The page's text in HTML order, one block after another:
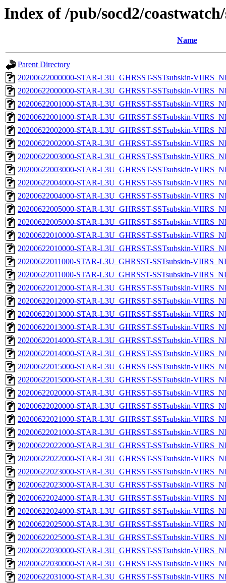
Index of /pub/socd2/
Name
Parent Directory
20200622000000-STAR-L3U_GHRSST-SSTsubskin-
20200622000000-STAR-L3U_GHRSST-SSTsubskin-
20200622001000-STAR-L3U_GHRSST-SSTsubskin-
20200622001000-STAR-L3U_GHRSST-SSTsubskin-
20200622002000-STAR-L3U_GHRSST-SSTsubskin-
20200622002000-STAR-L3U_GHRSST-SSTsubskin-
20200622003000-STAR-L3U_GHRSST-SSTsubskin-
20200622003000-STAR-L3U_GHRSST-SSTsubskin-
20200622004000-STAR-L3U_GHRSST-SSTsubskin-
20200622004000-STAR-L3U_GHRSST-SSTsubskin-
20200622005000-STAR-L3U_GHRSST-SSTsubskin-
20200622005000-STAR-L3U_GHRSST-SSTsubskin-
20200622010000-STAR-L3U_GHRSST-SSTsubskin-
20200622010000-STAR-L3U_GHRSST-SSTsubskin-
20200622011000-STAR-L3U_GHRSST-SSTsubskin-
20200622011000-STAR-L3U_GHRSST-SSTsubskin-
20200622012000-STAR-L3U_GHRSST-SSTsubskin-
20200622012000-STAR-L3U_GHRSST-SSTsubskin-
20200622013000-STAR-L3U_GHRSST-SSTsubskin-
20200622013000-STAR-L3U_GHRSST-SSTsubskin-
20200622014000-STAR-L3U_GHRSST-SSTsubskin-
20200622014000-STAR-L3U_GHRSST-SSTsubskin-
20200622015000-STAR-L3U_GHRSST-SSTsubskin-
20200622015000-STAR-L3U_GHRSST-SSTsubskin-
20200622020000-STAR-L3U_GHRSST-SSTsubskin-
20200622020000-STAR-L3U_GHRSST-SSTsubskin-
20200622021000-STAR-L3U_GHRSST-SSTsubskin-
20200622021000-STAR-L3U_GHRSST-SSTsubskin-
20200622022000-STAR-L3U_GHRSST-SSTsubskin-
20200622022000-STAR-L3U_GHRSST-SSTsubskin-
20200622023000-STAR-L3U_GHRSST-SSTsubskin-
20200622023000-STAR-L3U_GHRSST-SSTsubskin-
20200622024000-STAR-L3U_GHRSST-SSTsubskin-
20200622024000-STAR-L3U_GHRSST-SSTsubskin-
20200622025000-STAR-L3U_GHRSST-SSTsubskin-
20200622025000-STAR-L3U_GHRSST-SSTsubskin-
20200622030000-STAR-L3U_GHRSST-SSTsubskin-
20200622030000-STAR-L3U_GHRSST-SSTsubskin-
20200622031000-STAR-L3U_GHRSST-SSTsubskin-